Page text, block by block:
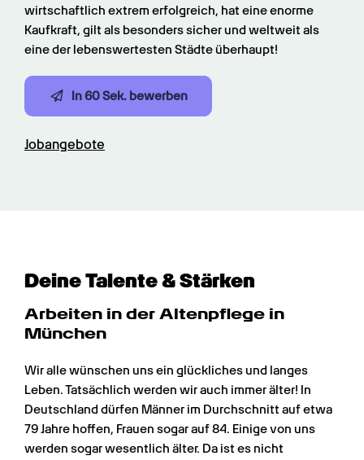
wirtschaftlich extrem erfolgreich, hat eine enorme
Kaufkraft, gilt als besonders sicher und weltweit als
eine der lebenswertesten Städte überhaupt!
In 60 Sek. bewerben
Jobangebote
Deine Talente & Stärken
Arbeiten in der Altenpflege in
München
Wir alle wünschen uns ein glückliches und langes
Leben. Tatsächlich werden wir auch immer älter! In
Deutschland dürfen Männer im Durchschnitt auf etwa
79 Jahre hoffen, Frauen sogar auf 84. Einige von uns
werden sogar wesentlich älter. Da ist es nicht